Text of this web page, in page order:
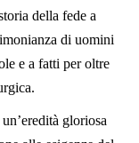
della fede a
di uomini
e a fatti per oltre
gloriosa